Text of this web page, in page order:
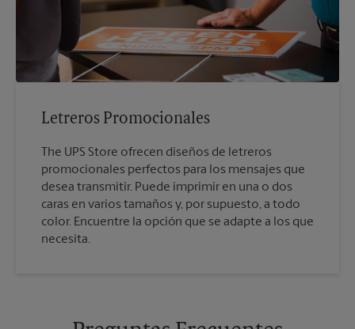
Letreros Promocionales
The UPS Store ofrecen diseños de letreros
promocionales perfectos para los mensajes que
desea transmitir. Puede imprimir en una o dos
caras en varios tamaños y, por supuesto, a todo
color. Encuentre la opción que se adapte a los que
necesita.